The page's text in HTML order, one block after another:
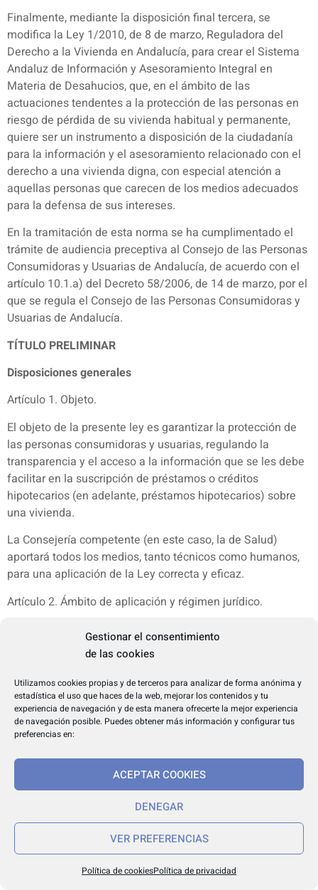
Gestionar el consentimiento
de las cookies
Utilizamos cookies propias y de terceros para analizar de forma anónima y
estadística el uso que haces de la web, mejorar los contenidos y tu
experiencia de navegación y de esta manera ofrecerte la mejor experiencia
de navegación posible. Puedes obtener más información y configurar tus
preferencias en:
ACEPTAR COOKIES
DENEGAR
VER PREFERENCIAS
Política de cookiesPolítica de privacidad
Finalmente, mediante la disposición final tercera, se
modifica la Ley 1/2010, de 8 de marzo, Reguladora del
Derecho a la Vivienda en Andalucía, para crear el Sistema
Andaluz de Información y Asesoramiento Integral en
Materia de Desahucios, que, en el ámbito de las
actuaciones tendentes a la protección de las personas en
riesgo de pérdida de su vivienda habitual y permanente,
quiere ser un instrumento a disposición de la ciudadanía
para la información y el asesoramiento relacionado con el
derecho a una vivienda digna, con especial atención a
aquellas personas que carecen de los medios adecuados
para la defensa de sus intereses.
En la tramitación de esta norma se ha cumplimentado el
trámite de audiencia preceptiva al Consejo de las Personas
Consumidoras y Usuarias de Andalucía, de acuerdo con el
artículo 10.1.a) del Decreto 58/2006, de 14 de marzo, por el
que se regula el Consejo de las Personas Consumidoras y
Usuarias de Andalucía.
TÍTULO PRELIMINAR
Disposiciones generales
Artículo 1. Objeto.
El objeto de la presente ley es garantizar la protección de
las personas consumidoras y usuarias, regulando la
transparencia y el acceso a la información que se les debe
facilitar en la suscripción de préstamos o créditos
hipotecarios (en adelante, préstamos hipotecarios) sobre
una vivienda.
La Consejería competente (en este caso, la de Salud)
aportará todos los medios, tanto técnicos como humanos,
para una aplicación de la Ley correcta y eficaz.
Artículo 2. Ámbito de aplicación y régimen jurídico.
El ámbito de aplicación de esta ley se circunscribe a
los contratos de préstamos hipotecarios sobre una
vivienda que vayan a formalizarse o se celebren en el
territorio de la Comunidad Autónoma de Andalucía
entre personas consumidoras y usuarias y las
empresas prestamistas previstas en el artículo 4.
La protección contemplada en esta norma se
intervengan en la operación de préstamo hipotecario
suscrito por una persona consumidora o usuaria.
Lo establecido en esta ley se entenderá sin perjuicio
normativa de protección de los derechos de las
personas consumidoras y usuarias, en particular en el
Real Decreto Legislativo 1/2007, de 16 de noviembre,